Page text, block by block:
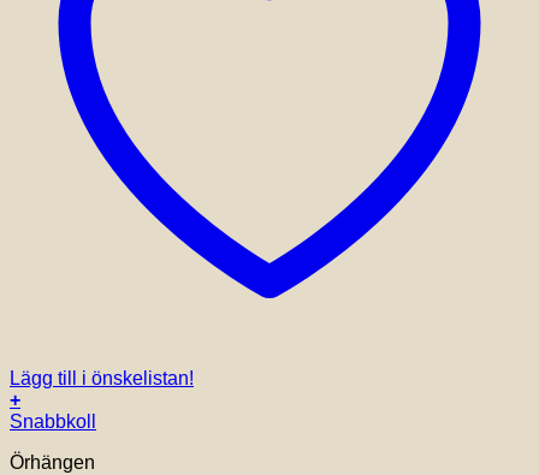
Lägg till i önskelistan!
+
Snabbkoll
Örhängen